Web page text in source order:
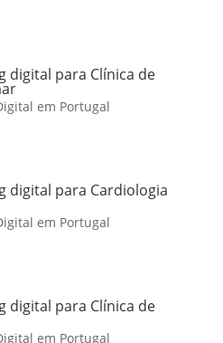
digital para Clínica de
em Portugal
digital para Cardiologia
em Portugal
digital para Clínica de
em Portugal